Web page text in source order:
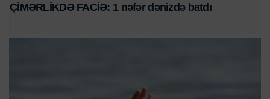
ÇİMƏRLİKDƏ FACİƏ: 1 nəfər dənizdə batdı